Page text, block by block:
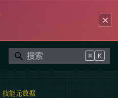
⌘ K
技能元数据